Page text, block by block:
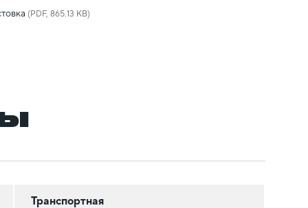
(PDF, 865.13 KB)
Транспортная